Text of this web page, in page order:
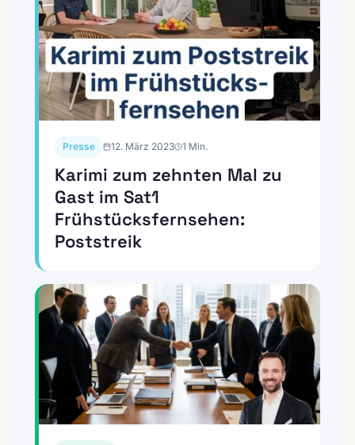
Presse 12. März 2023 1 Min.
Karimi zum zehnten Mal zu
Gast im Sat1
Frühstücksfernsehen:
Poststreik